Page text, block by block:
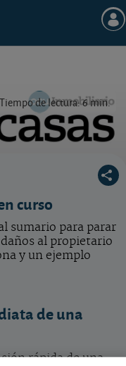
Tiempo de lectura: 6 min.
curso
sumario para parar
al propietario
y un ejemplo
de una
rápida de una